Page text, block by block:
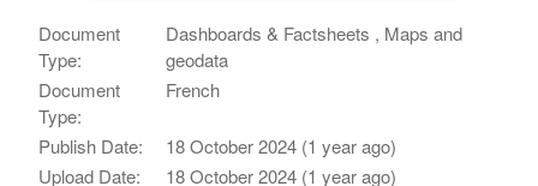
Document
Type:
Dashboards & Factsheets , Maps and
geodata
Document
Type:
French
Publish Date:
18 October 2024 (1 year ago)
Upload Date:
18 October 2024 (1 year ago)